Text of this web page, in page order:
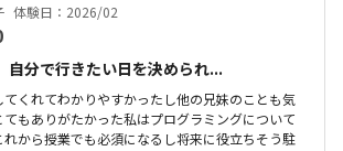
体験日：2026/02
自分で行きたい日を決められ...
てくれてわかりやすかったし他の兄妹のことも気
もありがたかった私はプログラミングについて
から授業でも必須になるし将来に役立ちそう駐